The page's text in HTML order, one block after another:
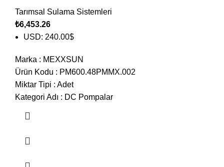
Tarımsal Sulama Sistemleri
₺6,453.26
USD: 240.00$
Marka : MEXXSUN
Ürün Kodu : PM600.48PMMX.002
Miktar Tipi : Adet
Kategori Adı : DC Pompalar